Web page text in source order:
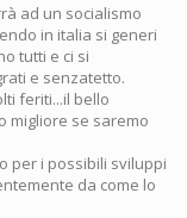
ad un socialismo
in italia si generi
tutti e ci si
e senzatetto.
feriti...il bello
migliore se saremo
per i possibili sviluppi
da come lo